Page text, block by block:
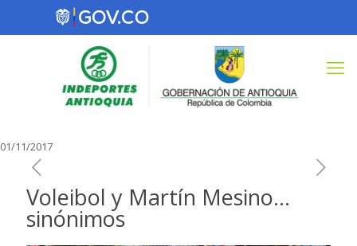
01/11/2017
Voleibol y Martín Mesino…
sinónimos